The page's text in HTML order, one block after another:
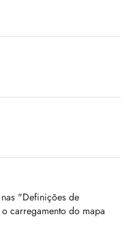
"Definições de
carregamento do mapa